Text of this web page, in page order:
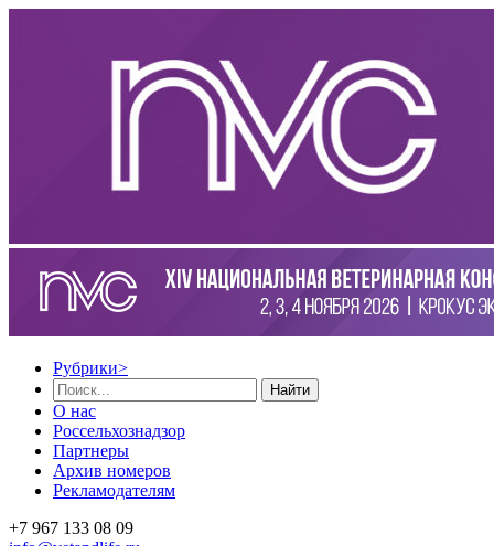
Рубрики>
Найти
О нас
Россельхознадзор
Партнеры
Архив номеров
Рекламодателям
+7 967 133 08 09